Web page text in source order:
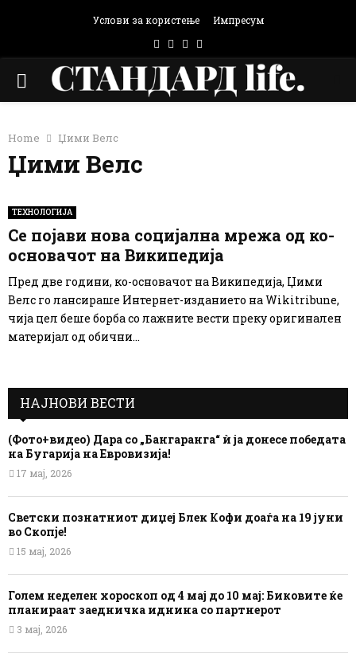
Услови за користење Импресум
Facebook
Instagram
Email
PRIMARY
Home Џими Велс
Џими Велс
ТЕХНОЛОГИЈА
Се појави нова социјална мрежа од ко-
основачот на Википедија
Пред две години, ко-основачот на Википедија, Џими
Велс го лансираше Интернет-изданието на Wikitribune,
чија цел беше борба со лажните вести преку оригинален
материјал од обични...
НАЈНОВИ ВЕСТИ
(Фото+видео) Дара со „Бангаранга“ ѝ ја донесе победата
на Бугарија на Евровизија!
17 мај, 2026
Светски познатниот диџеј Блек Кофи доаѓа на 19 јуни
во Скопје!
15 мај, 2026
Голем неделен хороскоп од 4 мај до 10 мај: Биковите ќе
планираат заедничка иднина со партнерот
3 мај, 2026